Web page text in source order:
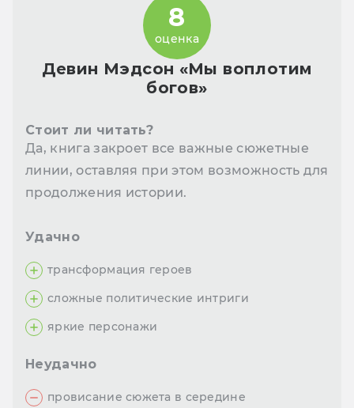
Девин Мэдсон «Мы воплотим
богов»
8
оценка
Стоит ли читать?
Да, книга закроет все важные сюжетные
линии, оставляя при этом возможность для
продолжения истории.
Удачно
трансформация героев
сложные политические интриги
яркие персонажи
Неудачно
провисание сюжета в середине